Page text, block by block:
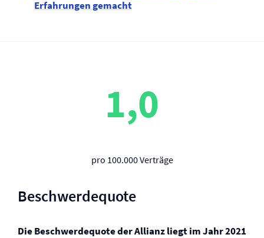
Erfahrungen gemacht
1,0
pro 100.000 Verträge
Beschwerdequote
Die Beschwerdequote der Allianz liegt im Jahr 2021